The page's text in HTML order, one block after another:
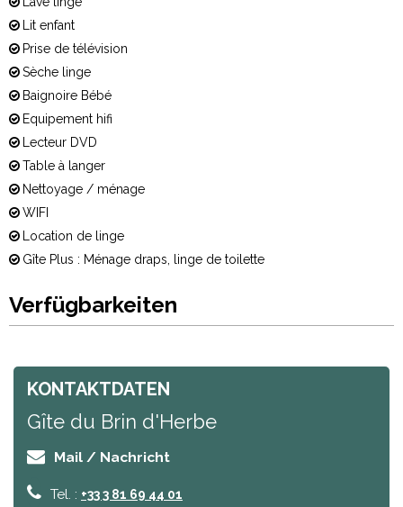
Lit enfant
Prise de télévision
Sèche linge
Baignoire Bébé
Equipement hifi
Lecteur DVD
Table à langer
Nettoyage / ménage
WIFI
Location de linge
Gîte Plus : Ménage draps, linge de toilette
Verfügbarkeiten
KONTAKTDATEN
Gîte du Brin d'Herbe
Mail / Nachricht
Tel. : +33 3 81 69 44 01